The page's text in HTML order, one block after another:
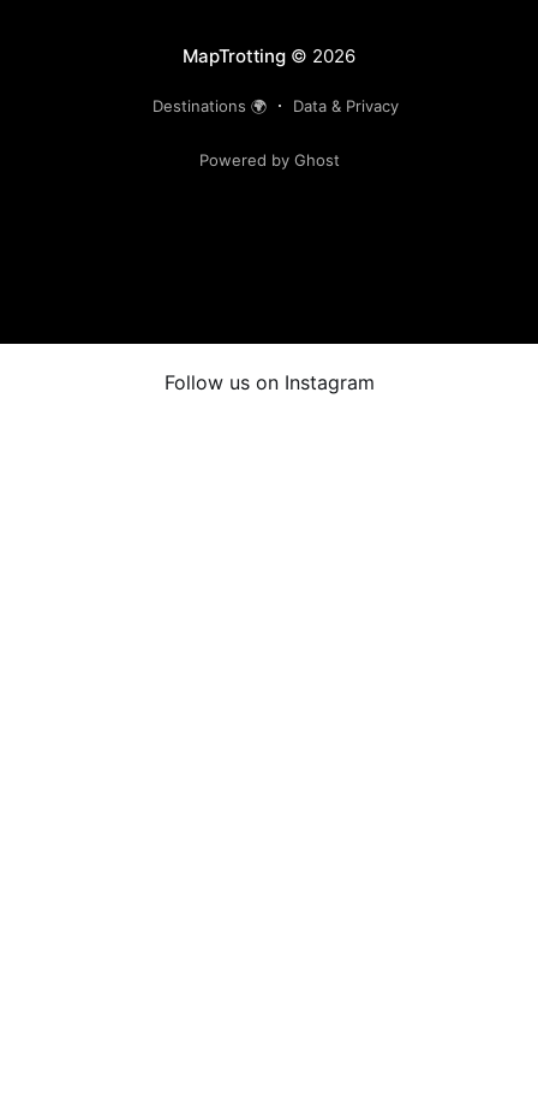
MapTrotting© 2026
Destinations 🌍 Data & Privacy
Powered by Ghost
Follow us on Instagram